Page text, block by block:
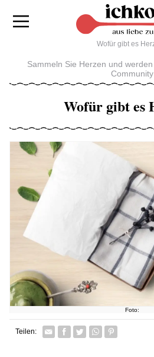
Wofür gibt es
Sammeln Sie Herzen und
Community
Wofür gibt es
Foto:
Teilen: Facebook
TwitterWhatsapp
Pin it